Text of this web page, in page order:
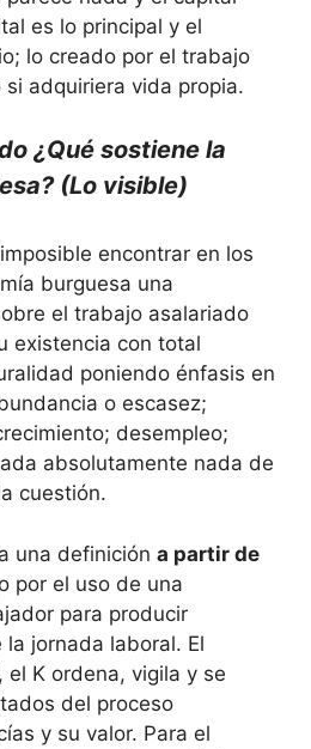
es lo principal y el
lo creado por el trabajo
adquiriera vida propia.
¿Qué sostiene la
(Lo visible)
encontrar en los
burguesa una
el trabajo asalariado
existencia con total
poniendo énfasis en
o escasez;
desempleo;
absolutamente nada de
cuestión.
una definición a partir de
por el uso de una
para producir
jornada laboral. El
el K ordena, vigila y se
del proceso
y su valor. Para el